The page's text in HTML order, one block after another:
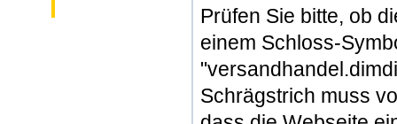
Prüfen Sie bitte, ob
einem Schloss-
Schrägstrich muss